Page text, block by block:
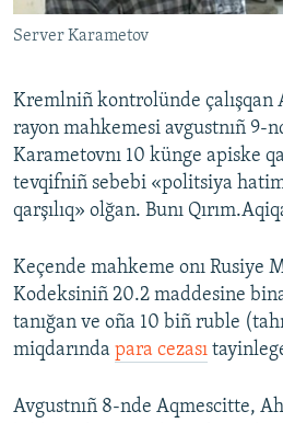
Українською
RFE/RS bütün saytları
Server Karametov
Kremlniñ kontrolünde çalışqan
rayon mahkemesi avgustnıñ 9-
Karametovnı 10 künge apiske
tevqifniñ sebebi «politsiya
qarşılıq» olğan. Bunı
Keçende mahkeme onı Rusiye
Kodeksiniñ 20.2 maddesine
tanığan ve oña 10 biñ ruble
miqdarında para cezası
Avgustnıñ 8-nde Aqmescitte,